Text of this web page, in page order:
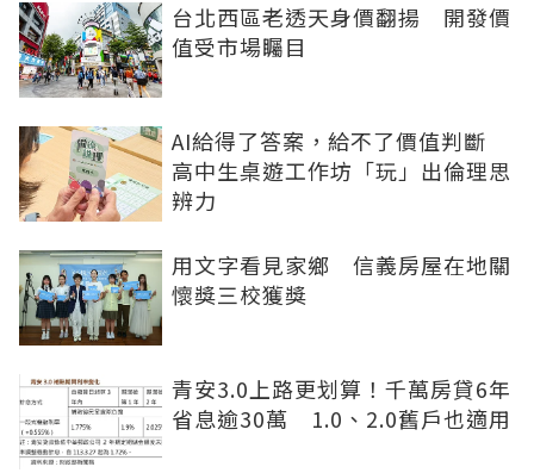
台北西區老透天身價翻揚 開發價
值受市場矚目
AI給得了答案，給不了價值判斷
高中生桌遊工作坊「玩」出倫理思
辨力
用文字看見家鄉 信義房屋在地關
懷獎三校獲獎
青安3.0上路更划算！千萬房貸6年
省息逾30萬 1.0、2.0舊戶也適用